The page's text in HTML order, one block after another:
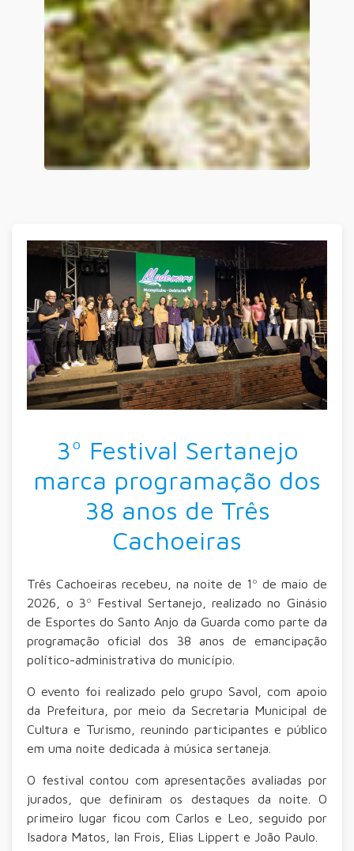
3º Festival Sertanejo
marca programação dos
38 anos de Três
Cachoeiras
Três Cachoeiras recebeu, na noite de 1º de maio de
2026, o 3º Festival Sertanejo, realizado no Ginásio
de Esportes do Santo Anjo da Guarda como parte da
programação oficial dos 38 anos de emancipação
político-administrativa do município.
O evento foi realizado pelo grupo Savol, com apoio
da Prefeitura, por meio da Secretaria Municipal de
Cultura e Turismo, reunindo participantes e público
em uma noite dedicada à música sertaneja.
O festival contou com apresentações avaliadas por
jurados, que definiram os destaques da noite. O
primeiro lugar ficou com Carlos e Leo, seguido por
Isadora Matos, Ian Frois, Elias Lippert e João Paulo.